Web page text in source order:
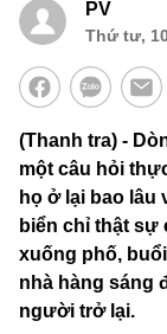
PV
Thứ tư,
(Thanh tra) -
một câu hỏi
họ ở lại bao lâu
biển chỉ thật
xuống phố,
nhà hàng sáng
người trở lại.